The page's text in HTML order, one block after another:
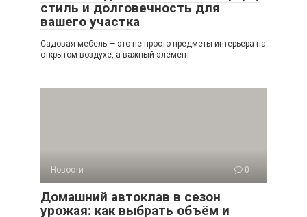
стиль и долговечность для
вашего участка
Садовая мебель — это не просто предметы интерьера на
открытом воздухе, а важный элемент
Новости 0
Домашний автоклав в сезон
урожая: как выбрать объём и